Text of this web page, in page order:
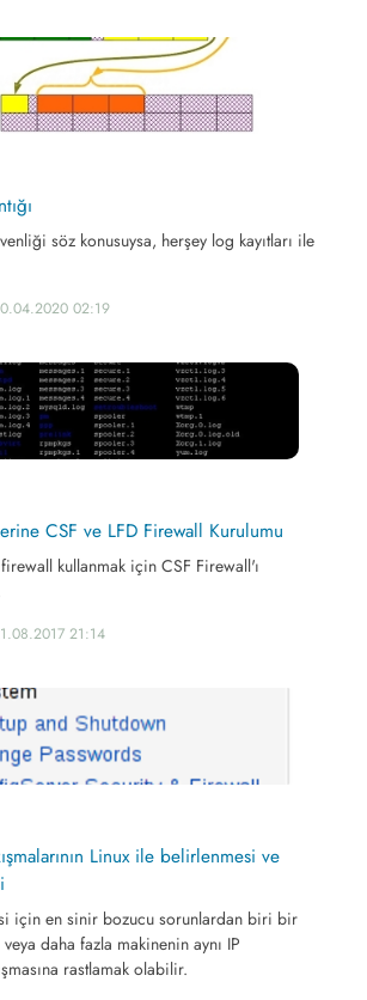
söz konusuysa, herşey log kayıtları ile
02:19
CSF ve LFD Firewall Kurulumu
kullanmak için CSF Firewall'ı
21:14
Linux ile belirlenmesi ve
için en sinir bozucu sorunlardan biri bir
daha fazla makinenin aynı IP
rastlamak olabilir.